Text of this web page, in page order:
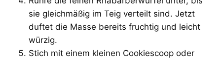
sie gleichmäßig im Teig verteilt sind. Jetzt
duftet die Masse bereits fruchtig und leicht
würzig.
Stich mit einem kleinen Cookiescoop oder